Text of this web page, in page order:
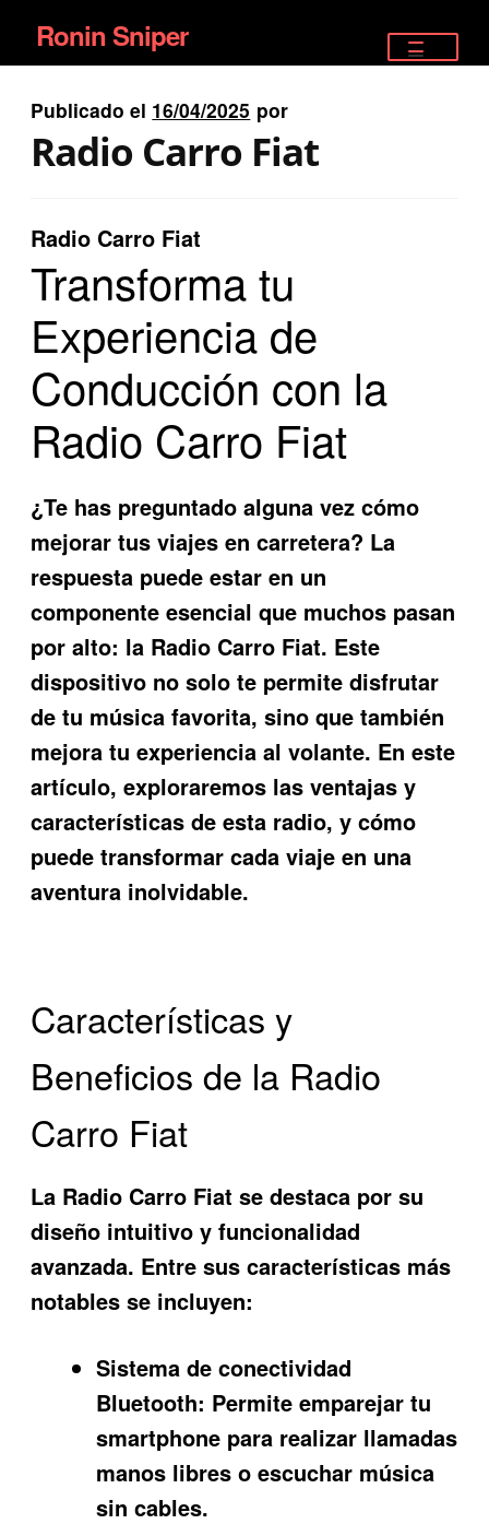
Ir
a
la
navegación
Ir
al
contenido
Ronin Sniper
EQUIPAMIENTO ÉLITE
RIFLES DEPORTIVOS
SATELITALES
Publicado el 16/04/2025 por
Radio Carro Fiat
Radio Carro Fiat
Transforma tu
Experiencia de
Conducción con la
Radio Carro Fiat
¿Te has preguntado alguna vez cómo
mejorar tus viajes en carretera? La
respuesta puede estar en un
componente esencial que muchos pasan
por alto: la Radio Carro Fiat. Este
dispositivo no solo te permite disfrutar
de tu música favorita, sino que también
mejora tu experiencia al volante. En este
artículo, exploraremos las ventajas y
características de esta radio, y cómo
puede transformar cada viaje en una
aventura inolvidable.
Características y
Beneficios de la Radio
Carro Fiat
La Radio Carro Fiat se destaca por su
diseño intuitivo y funcionalidad
avanzada. Entre sus características más
notables se incluyen:
Sistema de conectividad
Bluetooth: Permite emparejar tu
smartphone para realizar llamadas
manos libres o escuchar música
sin cables.